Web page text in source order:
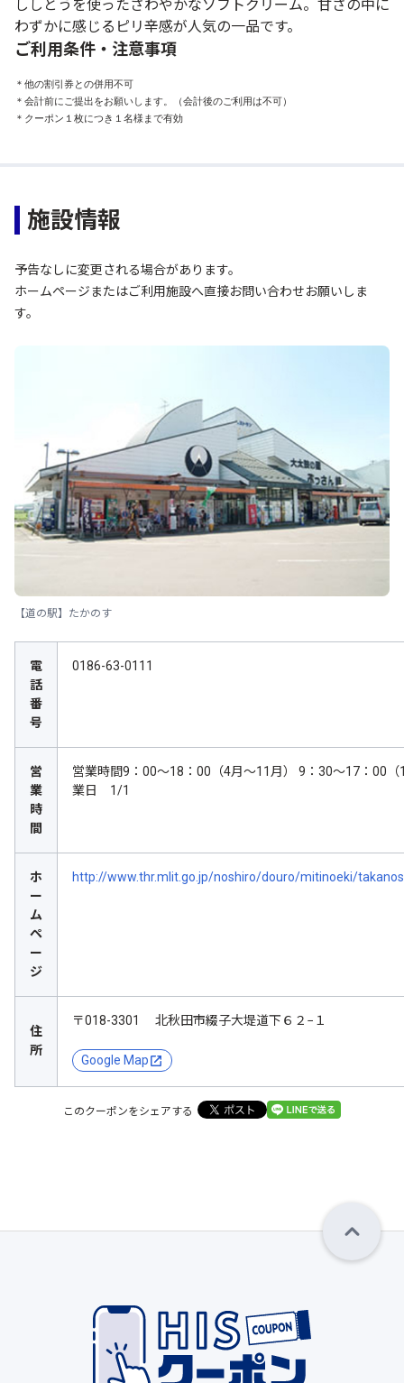
ししとうを使ったさわやかなソフトクリーム。甘さの中に
わずかに感じるピリ辛感が人気の一品です。
ご利用条件・注意事項
＊他の割引券との併用不可
＊会計前にご提出をお願いします。（会計後のご利用は不可）
＊クーポン１枚につき１名様まで有効
施設情報
予告なしに変更される場合があります。
ホームページまたはご利用施設へ直接お問い合わせお願いしま
す。
【道の駅】たかのす
電
話
番
号
0186-63-0111
営
業
時
間
営業時間9：00～18：00（4月～11月） 9：30～17：00（
業日 1/1
ホ
ー
ム
ペ
ー
ジ
http://www.thr.mlit.go.jp/noshiro/douro/mitinoeki/
住
所
〒018-3301 北秋田市綴子大堤道下６２−１
Google Map
このクーポンをシェアする